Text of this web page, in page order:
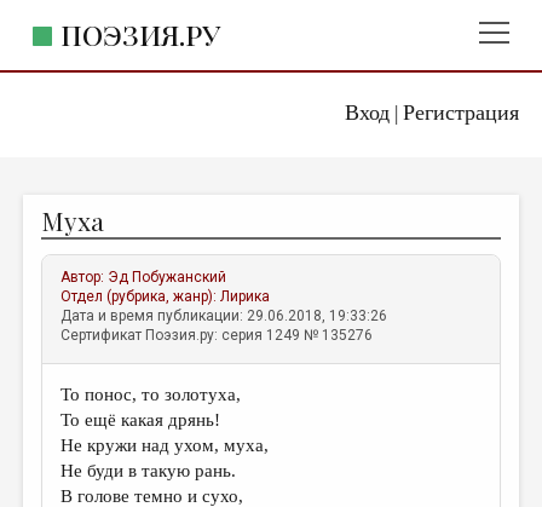
Вход| Регистрация
ПОЭЗИЯ.РУ
ЖАНРЫ
АВТОРЫ
КОММЕНТАРИИ
ЛИТСАЛОН
НОВОСТИ
ПРАВИЛА САЙТА
ОТДЕЛЫ И РУБРИКИ
Муха
Автор: Эд Побужанский
Отдел (рубрика, жанр):Лирика
Дата и время публикации: 29.06.2018, 19:33:26
Сертификат Поэзия.ру: серия 1249 № 135276
То понос, то золотуха,
То ещё какая дрянь!
Не кружи над ухом, муха,
Не буди в такую рань.
В голове темно и сухо,